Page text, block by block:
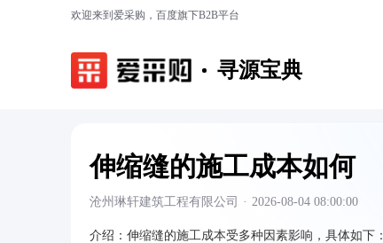
欢迎来到爱采购，百度旗下B2B平台
寻源宝典
伸缩缝的施工成本如何
沧州琳轩建筑工程有限公司 · 2026-08-04 08:00:00
介绍： 伸缩缝的施工成本受多种因素影响，具体如下：